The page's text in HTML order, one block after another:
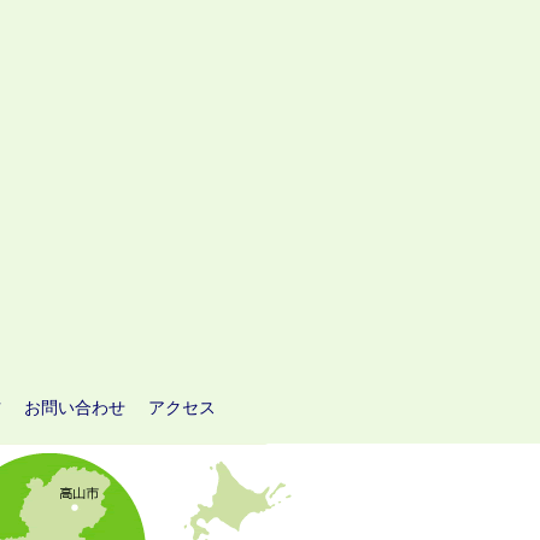
お問い合わせ アクセス